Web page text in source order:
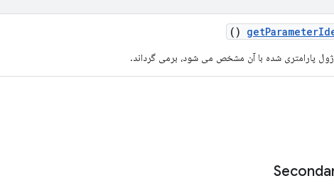
getParameter
()
پارامتری شده با آن مشخص می شود، برمی گرداند.